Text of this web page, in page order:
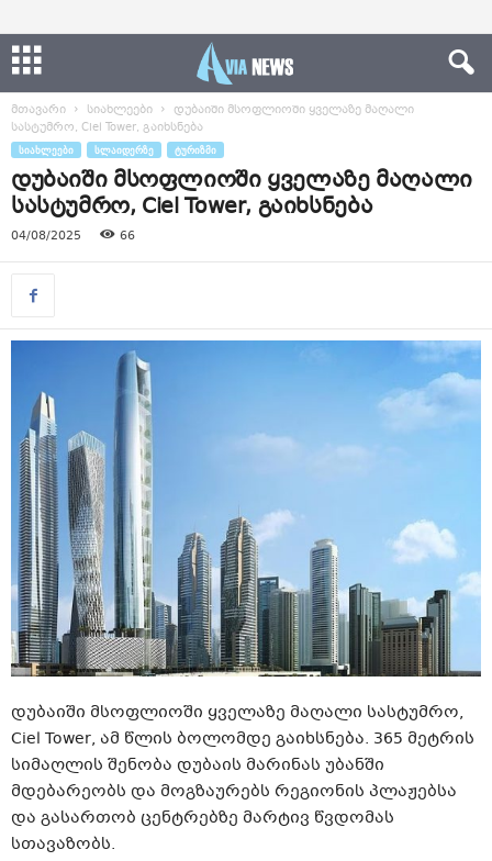
მთავარი სიახლეები
დუბაიში მსოფლიოში ყველაზე მაღალი
სასტუმრო, Ciel Tower, გაიხსნება
ᲡᲘᲐᲮᲚᲔᲔᲑᲘ ᲡᲚᲐᲘᲓᲔᲠᲖᲔ ᲢᲣᲠᲘᲖᲛᲘ
დუბაიში მსოფლიოში ყველაზე მაღალი
სასტუმრო, Ciel Tower, გაიხსნება
04/08/2025 66
დუბაიში მსოფლიოში ყველაზე მაღალი სასტუმრო,
Ciel Tower, ამ წლის ბოლომდე გაიხსნება. 365 მეტრის
სიმაღლის შენობა დუბაის მარინას უბანში
მდებარეობს და მოგზაურებს რეგიონის პლაჟებსა
და გასართობ ცენტრებზე მარტივ წვდომას
სთავაზობს.